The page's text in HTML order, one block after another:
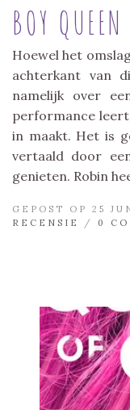
BOY
Hoewel het
achterkant van
namelijk over
performance
in maakt. Het is
vertaald door
genieten. Robin
GEPOST OP 25
RECENSIE
/ 0